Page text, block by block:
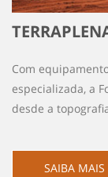
Com
especializada, a
desde a
SAIBA MAIS